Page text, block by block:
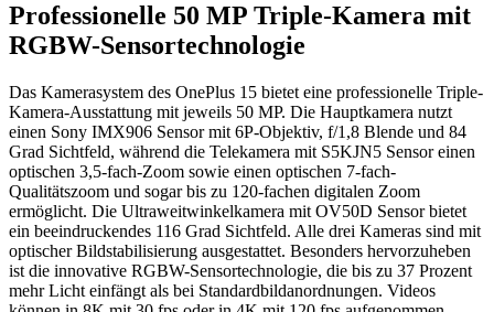
Professionelle 50 MP Triple-Kamera mit
RGBW-Sensortechnologie
Das Kamerasystem des OnePlus 15 bietet eine professionelle Triple-
Kamera-Ausstattung mit jeweils 50 MP. Die Hauptkamera nutzt
einen Sony IMX906 Sensor mit 6P-Objektiv, f/1,8 Blende und 84
Grad Sichtfeld, während die Telekamera mit S5KJN5 Sensor einen
optischen 3,5-fach-Zoom sowie einen optischen 7-fach-
Qualitätszoom und sogar bis zu 120-fachen digitalen Zoom
ermöglicht. Die Ultraweitwinkelkamera mit OV50D Sensor bietet
ein beeindruckendes 116 Grad Sichtfeld. Alle drei Kameras sind mit
optischer Bildstabilisierung ausgestattet. Besonders hervorzuheben
ist die innovative RGBW-Sensortechnologie, die bis zu 37 Prozent
mehr Licht einfängt als bei Standardbildanordnungen. Videos